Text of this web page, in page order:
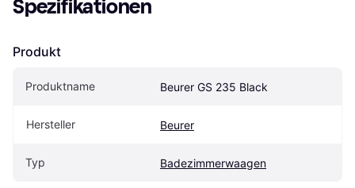
Spezifikationen
Produkt
Produktname Beurer GS 235 Black
Hersteller Beurer
Typ Badezimmerwaagen